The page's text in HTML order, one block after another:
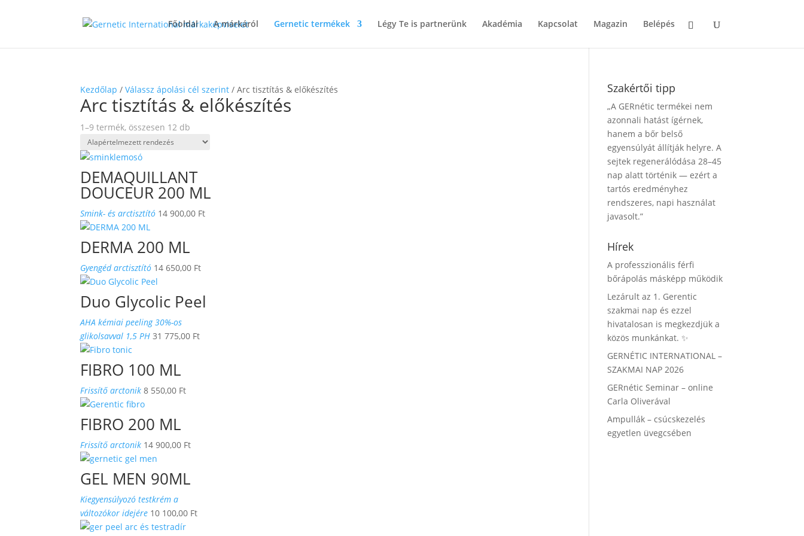
Főoldal A márkáról Gernetic termékek Légy Te is partnerünk Akadémia Kapcsolat Magazin Belépés
Kezdőlap /Válassz ápolási cél szerint / Arc tisztítás & előkészítés
Arc tisztítás & előkészítés
1–9 termék, összesen 12 db
DEMAQUILLANT
DOUCEUR 200 ML
Smink- és arctisztító 14 900,00 Ft
DERMA 200 ML
Gyengéd arctisztító 14 650,00 Ft
Duo Glycolic Peel
AHA kémiai peeling 30%-os
glikolsavval 1,5 PH 31 775,00 Ft
FIBRO 100 ML
Frissítő arctonik 8 550,00 Ft
FIBRO 200 ML
Frissítő arctonik 14 900,00 Ft
GEL MEN 90ML
Kiegyensúlyozó testkrém a
változókor idejére 10 100,00 Ft
Szakértői tipp
„A GERnétic termékei nem
azonnali hatást ígérnek,
hanem a bőr belső
egyensúlyát állítják helyre. A
sejtek regenerálódása 28–45
nap alatt történik — ezért a
tartós eredményhez
rendszeres, napi használat
javasolt.”
Hírek
A professzionális férfi
bőrápolás másképp működik
Lezárult az 1. Gerentic
szakmai nap és ezzel
hivatalosan is megkezdjük a
közös munkánkat. ✨
GERNÉTIC INTERNATIONAL –
SZAKMAI NAP 2026
GERnétic Seminar – online
Carla Oliverával
Ampullák – csúcskezelés
egyetlen üvegcsében